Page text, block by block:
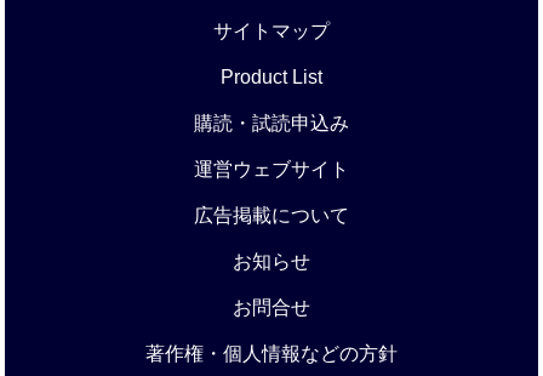
サイトマップ
Product List
購読・試読申込み
運営ウェブサイト
広告掲載について
お知らせ
お問合せ
著作権・個人情報などの方針